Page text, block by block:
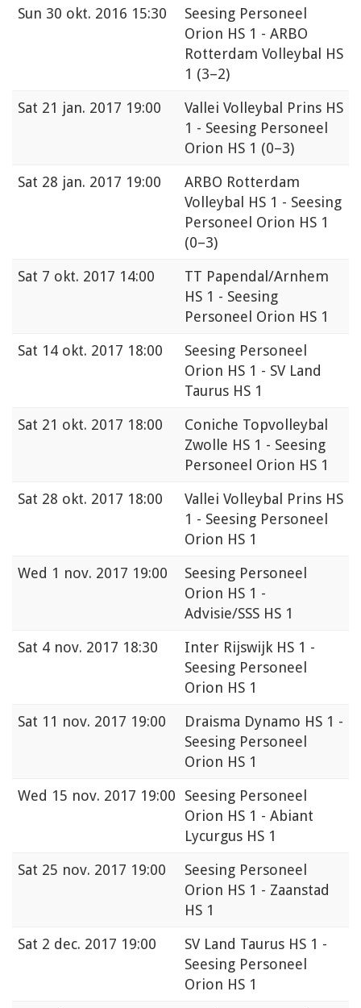
Sun 30 okt. 2016 15:30
Seesing Personeel
Orion HS 1 - ARBO
Rotterdam Volleybal HS
1 (3–2)
Sat 21 jan. 2017 19:00
Vallei Volleybal Prins HS
1 - Seesing Personeel
Orion HS 1 (0–3)
Sat 28 jan. 2017 19:00
ARBO Rotterdam
Volleybal HS 1 - Seesing
Personeel Orion HS 1
(0–3)
Sat 7 okt. 2017 14:00
TT Papendal/Arnhem
HS 1 - Seesing
Personeel Orion HS 1
Sat 14 okt. 2017 18:00
Seesing Personeel
Orion HS 1 - SV Land
Taurus HS 1
Sat 21 okt. 2017 18:00
Coniche Topvolleybal
Zwolle HS 1 - Seesing
Personeel Orion HS 1
Sat 28 okt. 2017 18:00
Vallei Volleybal Prins HS
1 - Seesing Personeel
Orion HS 1
Wed 1 nov. 2017 19:00
Seesing Personeel
Orion HS 1 -
Advisie/SSS HS 1
Sat 4 nov. 2017 18:30
Inter Rijswijk HS 1 -
Seesing Personeel
Orion HS 1
Sat 11 nov. 2017 19:00
Draisma Dynamo HS 1 -
Seesing Personeel
Orion HS 1
Wed 15 nov. 2017 19:00
Seesing Personeel
Orion HS 1 - Abiant
Lycurgus HS 1
Sat 25 nov. 2017 19:00
Seesing Personeel
Orion HS 1 - Zaanstad
HS 1
Sat 2 dec. 2017 19:00
SV Land Taurus HS 1 -
Seesing Personeel
Orion HS 1